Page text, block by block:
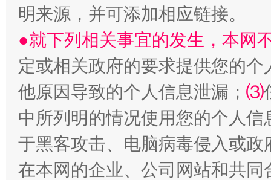
解纷+调解+退费，一次搞定
明来源，并可添加相应链接。
●就下列相关事宜的发生，本网
定或相关政府的要求提供您的个
他原因导致的个人信息泄漏； ⑶
中所列明的情况使用您的个人
于黑客攻击、电脑病毒侵入或
在本网的企业、公司网站和共